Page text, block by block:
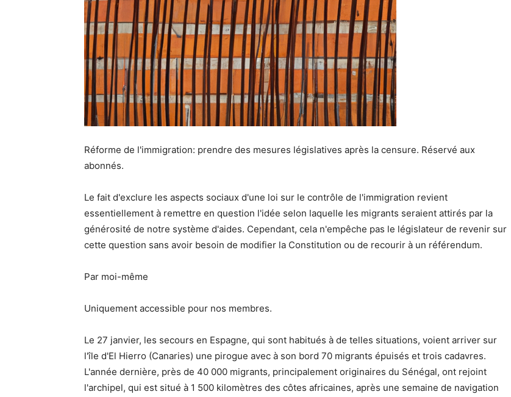
Réforme de l'immigration: prendre des mesures législatives après la censure. Réservé aux
abonnés.
Le fait d'exclure les aspects sociaux d'une loi sur le contrôle de l'immigration revient
essentiellement à remettre en question l'idée selon laquelle les migrants seraient attirés par la
générosité de notre système d'aides. Cependant, cela n'empêche pas le législateur de revenir sur
cette question sans avoir besoin de modifier la Constitution ou de recourir à un référendum.
Par moi-même
Uniquement accessible pour nos membres.
Le 27 janvier, les secours en Espagne, qui sont habitués à de telles situations, voient arriver sur
l'île d'El Hierro (Canaries) une pirogue avec à son bord 70 migrants épuisés et trois cadavres.
L'année dernière, près de 40 000 migrants, principalement originaires du Sénégal, ont rejoint
l'archipel, qui est situé à 1 500 kilomètres des côtes africaines, après une semaine de navigation